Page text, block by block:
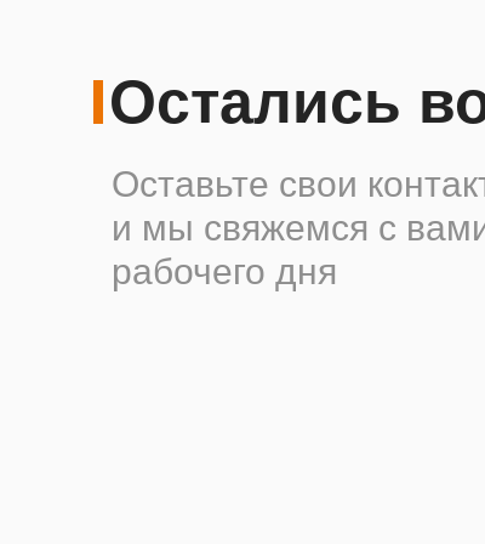
Остались
Оставьте свои
и мы свяжемся с
рабочего дня